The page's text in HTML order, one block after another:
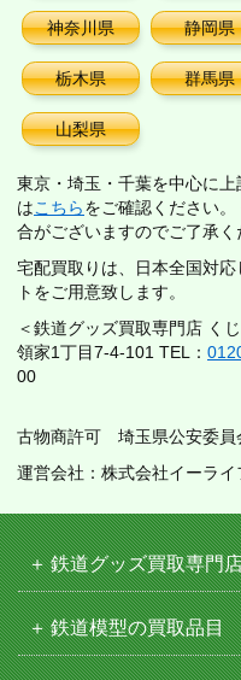
神奈川県 静岡県
栃木県 群馬県
山梨県
東京・埼玉・千葉を中心に
はこちらをご確認ください
合がございますのでご了承く
宅配買取りは、日本全国対
トをご用意致します。
＜鉄道グッズ買取専門店 く
領家1丁目7-4-101 TEL：
00
古物商許可 埼玉県公安委員
運営会社：株式会社イーライ
鉄道グッズ買取専門
鉄道模型の買取品目